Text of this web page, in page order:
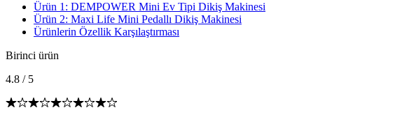
Ürün 1: DEMPOWER Mini Ev Tipi Dikiş Makinesi
Ürün 2: Maxi Life Mini Pedallı Dikiş Makinesi
Ürünlerin Özellik Karşılaştırması
Birinci ürün
4.8 / 5